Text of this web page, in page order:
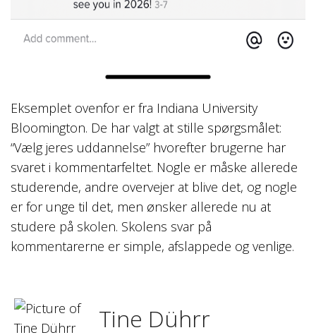
Eksemplet ovenfor er fra Indiana University
Bloomington. De har valgt at stille spørgsmålet:
“Vælg jeres uddannelse” hvorefter brugerne har
svaret i kommentarfeltet. Nogle er måske allerede
studerende, andre overvejer at blive det, og nogle
er for unge til det, men ønsker allerede nu at
studere på skolen. Skolens svar på
kommentarerne er simple, afslappede og venlige.
Tine Dührr